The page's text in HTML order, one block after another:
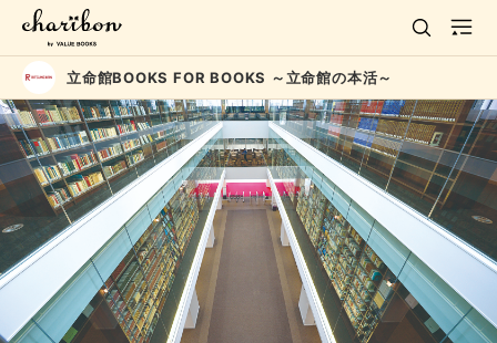
立命館BOOKS FOR BOOKS ～立命館の本活～